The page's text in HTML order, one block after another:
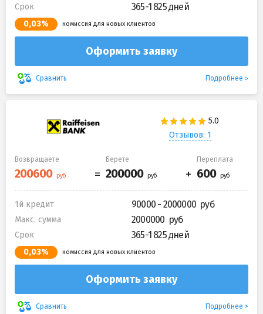
Срок 365-1 825 дней
0,03% комиссия для новых клиентов
Оформить заявку
Сравнить Подробнее
Отзывов: 1
Возвращаете Берете Переплата
1й кредит 90000 - 2000000
Макс. сумма 2000000
Срок 365-1 825 дней
0,03% комиссия для новых клиентов
Оформить заявку
Сравнить Подробнее